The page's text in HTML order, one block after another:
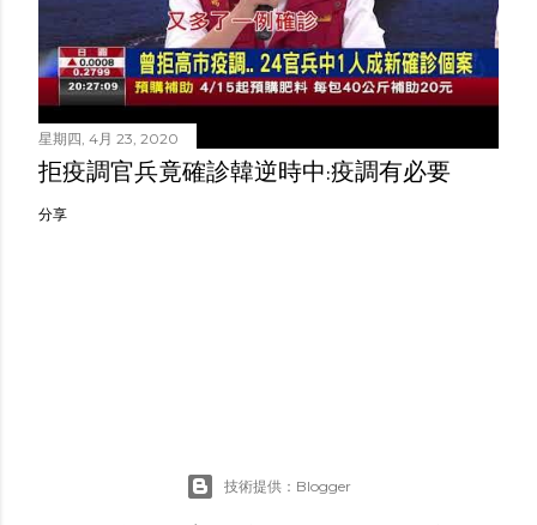
星期四, 4月 23, 2020
拒疫調官兵竟確診韓逆時中:疫調有必要
分享
技術提供：Blogger